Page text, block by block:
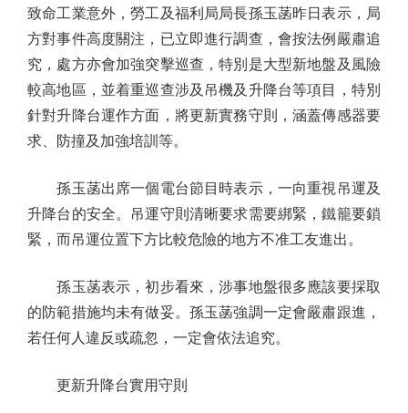
致命工業意外，勞工及福利局局長孫玉菡昨日表示，局
方對事件高度關注，已立即進行調查，會按法例嚴肅追
究，處方亦會加強突擊巡查，特別是大型新地盤及風險
較高地區，並着重巡查涉及吊機及升降台等項目，特別
針對升降台運作方面，將更新實務守則，涵蓋傳感器要
求、防撞及加強培訓等。
孫玉菡出席一個電台節目時表示，一向重視吊運及
升降台的安全。吊運守則清晰要求需要綁緊，鐵籠要鎖
緊，而吊運位置下方比較危險的地方不准工友進出。
孫玉菡表示，初步看來，涉事地盤很多應該要採取
的防範措施均未有做妥。孫玉菡強調一定會嚴肅跟進，
若任何人違反或疏忽，一定會依法追究。
更新升降台實用守則